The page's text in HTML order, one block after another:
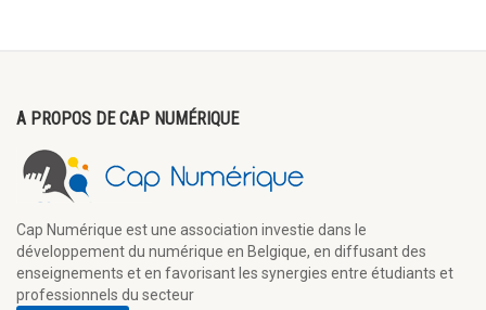
A PROPOS DE CAP NUMÉRIQUE
Cap Numérique est une association investie dans le
développement du numérique en Belgique, en diffusant des
enseignements et en favorisant les synergies entre étudiants et
professionnels du secteur